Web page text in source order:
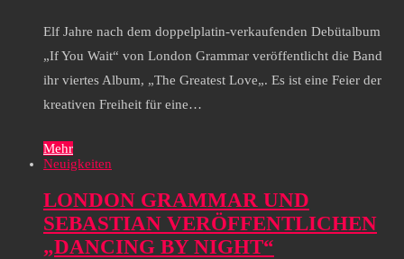
Elf Jahre nach dem doppelplatin-verkaufenden Debütalbum
„If You Wait“ von London Grammar veröffentlicht die Band
ihr viertes Album, „The Greatest Love„. Es ist eine Feier der
kreativen Freiheit für eine…
Mehr
Neuigkeiten
LONDON GRAMMAR UND
SEBASTIAN VERÖFFENTLICHEN
„DANCING BY NIGHT“